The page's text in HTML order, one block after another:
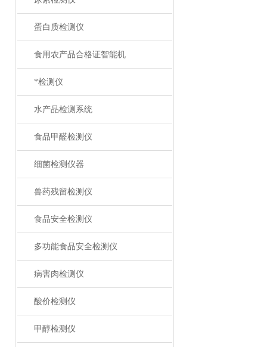
蛋白质检测仪
食用农产品合格证智能机
*检测仪
水产品检测系统
食品甲醛检测仪
细菌检测仪器
兽药残留检测仪
食品安全检测仪
多功能食品安全检测仪
病害肉检测仪
酸价检测仪
甲醇检测仪